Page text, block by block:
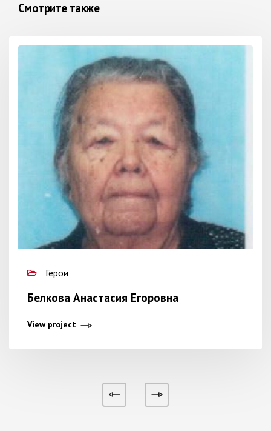
Смотрите также
Герои
Белкова Анастасия Егоровна
View project